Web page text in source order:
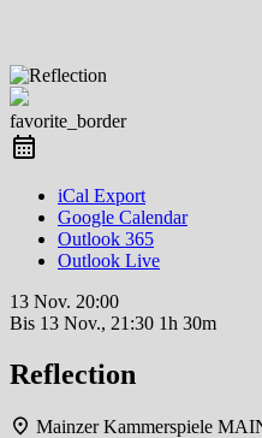
favorite_border
iCal Export
Google Calendar
Outlook 365
Outlook Live
13 Nov. 20:00
Bis 13 Nov., 21:30 1h 30m
Reflection
Mainzer Kammerspiele